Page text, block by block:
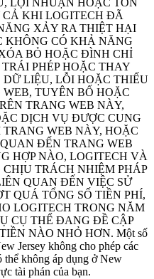
LỢI NHUẬN HOẶC TỔN
KHI LOGITECH ĐÃ
XẢY RA THIỆT HẠI
KHÔNG CÓ KHẢ NĂNG
BỎ HOẶC ĐÌNH CHỈ
PHÉP HOẶC THAY
LIỆU, LỖI HOẶC THIẾU
TUYÊN BỐ HOẶC
TRANG WEB NÀY,
DỊCH VỤ ĐƯỢC CUNG
WEB NÀY, HOẶC
ĐẾN TRANG WEB
HỢP NÀO, LOGITECH VÀ
TRÁCH NHIỆM PHÁP
QUAN ĐẾN VIỆC SỬ
QUÁ TỔNG SỐ TIỀN PHÍ,
LOGITECH TRONG NĂM
CỤ THỂ ĐANG ĐỀ CẬP
NÀO NHỎ HƠN. Một số
Jersey không cho phép các
thể không áp dụng ở New
tài phán của bạn.